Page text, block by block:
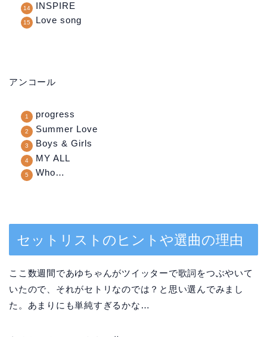
INSPIRE
Love song
アンコール
progress
Summer Love
Boys & Girls
MY ALL
Who…
セットリストのヒントや選曲の理由
ここ数週間であゆちゃんがツイッターで歌詞をつぶやいて
いたので、それがセトリなのでは？と思い選んでみまし
た。あまりにも単純すぎるかな…